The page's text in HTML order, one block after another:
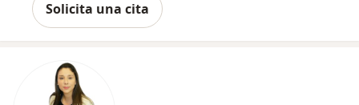
Solicita una cita